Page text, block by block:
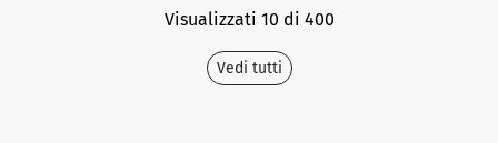
Visualizzati 10 di 400
Vedi tutti